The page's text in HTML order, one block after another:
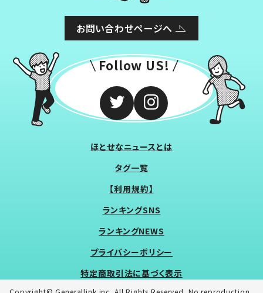
お問い合わせページへ
Follow US!
ほとせなニュースとは
タグ一覧
【利用規約】
ランキングSNS
ランキングNEWS
プライバシーポリシー
特定商取引法に基づく表示